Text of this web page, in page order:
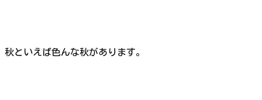
秋といえば色んな秋があります。